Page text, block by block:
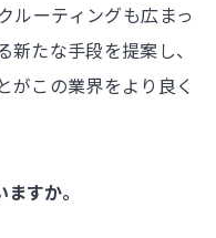
ルーティングも広まっ
たな手段を提案し、
がこの業界をより良く
すか。